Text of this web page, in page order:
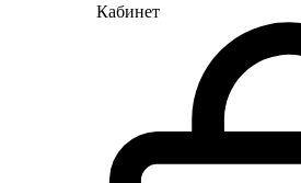
Кабинет